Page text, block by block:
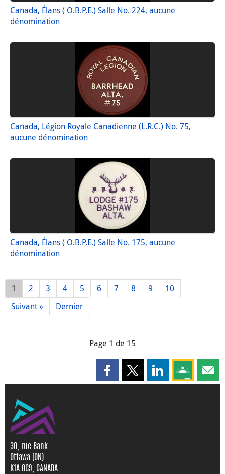
Canada, Élans ( O.B.P.E.) Salle No. 224, aucune
dénomination
Canada, Légion Royale Canadienne (L.R.C.) No. 75,
aucune dénomination
Canada, Élans ( O.B.P.E.) Salle No. 175, aucune
dénomination
1 2 3 4 5 6 7 8 9
10
Suivant »
Dernier
Page 1 de 15
Partager cette page sur
Partager cette page sur X
Partager cette
Partagez
30, rue Bank
Ottawa (ON)
K1A 0G9, CANADA